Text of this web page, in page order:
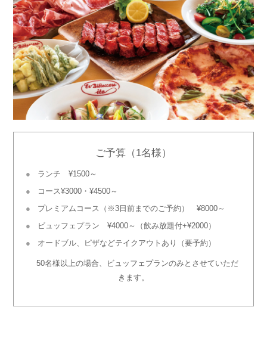
ご予算（1名様）
ランチ ¥1500～
コース¥3000・¥4500～
プレミアムコース（※3日前までのご予約） ¥8000～
ビュッフェプラン ¥4000～（飲み放題付+¥2000）
オードブル、ピザなどテイクアウトあり（要予約）
50名様以上の場合、ビュッフェプランのみとさせていただ
きます。